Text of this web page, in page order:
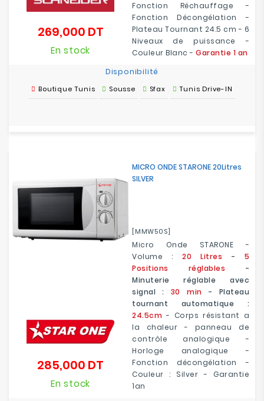
Fonction Réchauffage -
Fonction Décongélation -
Plateau Tournant 24.5 cm - 6
Niveaux de puissance -
Couleur Blanc - Garantie 1 an
269,000 DTPrix
En stock
Disponibilité
Boutique Tunis Sousse Sfax Tunis Drive-IN
MICRO ONDE STARONE 20Litres
SILVER
[MMW50S]
Micro Onde STARONE -
Volume :20 Litres - 5
Positions réglables -
Minuterie réglable avec
signal : 30 min - Plateau
tournant automatique :
24.5cm - Corps résistant a
la chaleur - panneau de
contrôle analogique -
Horloge analogique -
Fonction décongélation -
Couleur : Silver - Garantie
1an
285,000 DT
En stock